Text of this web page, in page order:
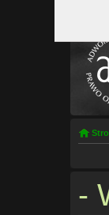
-